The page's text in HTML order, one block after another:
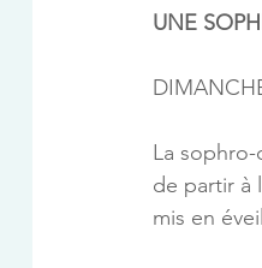
UNE
La
de partir à
mis en